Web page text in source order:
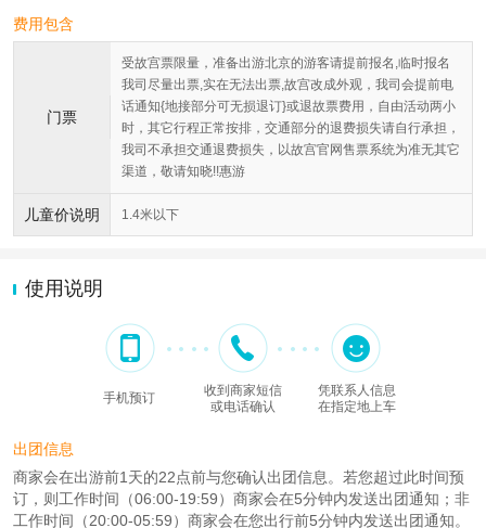
费用包含
门票
受故宫票限量，准备出游北京的游客请提前报名,临时报名
我司尽量出票,实在无法出票,故宫改成外观，我司会提前电
话通知{地接部分可无损退订}或退故票费用，自由活动两小
时，其它行程正常按排，交通部分的退费损失请自行承担，
我司不承担交通退费损失，以故宫官网售票系统为准无其它
渠道，敬请知晓!!惠游
儿童价说明 1.4米以下
使用说明
手机预订
收到商家短信
或电话确认
凭联系人信息
在指定地上车
出团信息
商家会在出游前1天的22点前与您确认出团信息。若您超过此时间预
订，则工作时间（06:00-19:59）商家会在5分钟内发送出团通知；非
工作时间（20:00-05:59）商家会在您出行前5分钟内发送出团通知。